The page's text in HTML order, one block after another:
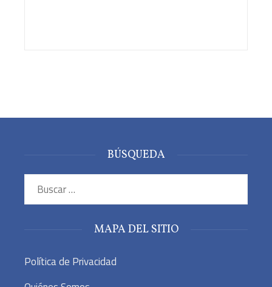
BÚSQUEDA
Buscar:
MAPA DEL SITIO
Política de Privacidad